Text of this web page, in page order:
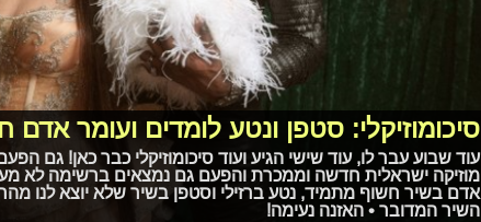
סיכומוזיקלי: סטפן ונטע לומדים ועומר אדם
עוד שבוע עבר לו, עוד שישי הגיע ועוד סיכומוזיקלי כבר כאן! גם
מוזיקה ישראלית חדשה וממכרת והפעם גם נמצאים ברשימה לא
אדם בשיר חשוף מתמיד, נטע ברזילי וסטפן בשיר שלא יוצא לנו
השיר המדובר • האזנה נעימה!